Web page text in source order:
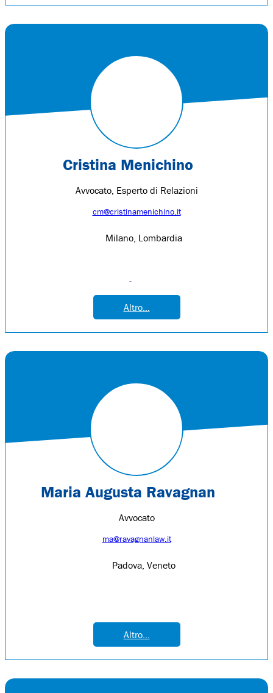
Cristina Menichino
Avvocato, Esperto di Relazioni
cm@cristinamenichino.it
Milano, Lombardia
Altro...
Maria Augusta Ravagnan
Avvocato
ma@ravagnanlaw.it
Padova, Veneto
Altro...